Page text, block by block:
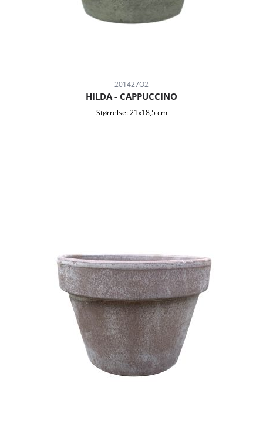
201427O2
HILDA - CAPPUCCINO
Størrelse: 21x18,5 cm